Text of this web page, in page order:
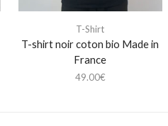
T-Shirt
T-shirt noir coton bio Made in
France
49.00€